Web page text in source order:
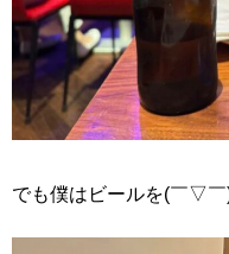
でも僕はビールを(￣▽